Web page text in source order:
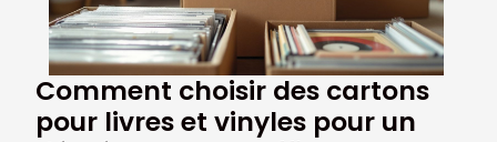
Comment choisir des cartons
pour livres et vinyles pour un